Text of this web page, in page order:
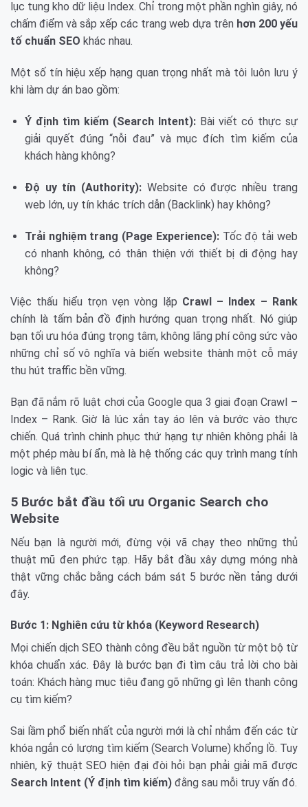
lục tung kho dữ liệu Index. Chỉ trong một phần nghìn giây, nó
chấm điểm và sắp xếp các trang web dựa trên hơn 200 yếu
tố chuẩn SEO khác nhau.
Một số tín hiệu xếp hạng quan trọng nhất mà tôi luôn lưu ý
khi làm dự án bao gồm:
Ý định tìm kiếm (Search Intent):Bài viết có thực sự
giải quyết đúng “nỗi đau” và mục đích tìm kiếm của
khách hàng không?
Độ uy tín (Authority): Website có được nhiều trang
web lớn, uy tín khác trích dẫn (Backlink) hay không?
Trải nghiệm trang (Page Experience):Tốc độ tải web
có nhanh không, có thân thiện với thiết bị di động hay
không?
Việc thấu hiểu trọn vẹn vòng lặp Crawl – Index – Rank
chính là tấm bản đồ định hướng quan trọng nhất. Nó giúp
bạn tối ưu hóa đúng trọng tâm, không lãng phí công sức vào
những chỉ số vô nghĩa và biến website thành một cỗ máy
thu hút traffic bền vững.
Bạn đã nắm rõ luật chơi của Google qua 3 giai đoạn Crawl –
Index – Rank. Giờ là lúc xắn tay áo lên và bước vào thực
chiến. Quá trình chinh phục thứ hạng tự nhiên không phải là
một phép màu bí ẩn, mà là hệ thống các quy trình mang tính
logic và liên tục.
5 Bước bắt đầu tối ưu Organic Search cho
Website
Nếu bạn là người mới, đừng vội vã chạy theo những thủ
thuật mũ đen phức tạp. Hãy bắt đầu xây dựng móng nhà
thật vững chắc bằng cách bám sát 5 bước nền tảng dưới
đây.
Bước 1: Nghiên cứu từ khóa (Keyword Research)
Mọi chiến dịch SEO thành công đều bắt nguồn từ một bộ từ
khóa chuẩn xác. Đây là bước bạn đi tìm câu trả lời cho bài
toán: Khách hàng mục tiêu đang gõ những gì lên thanh công
cụ tìm kiếm?
Sai lầm phổ biến nhất của người mới là chỉ nhắm đến các từ
khóa ngắn có lượng tìm kiếm (Search Volume) khổng lồ. Tuy
nhiên, kỹ thuật SEO hiện đại đòi hỏi bạn phải giải mã được
Search Intent (Ý định tìm kiếm) đằng sau mỗi truy vấn đó.